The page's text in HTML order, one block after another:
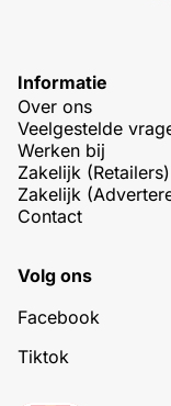
Informatie
Over ons
Veelgestelde
Werken bij
Zakelijk (Retailers)
Zakelijk
Contact
Volg ons
Facebook
Tiktok